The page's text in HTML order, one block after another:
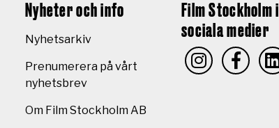
Nyheter och info
Nyhetsarkiv
Prenumerera på vårt
nyhetsbrev
Om Film Stockholm AB
Film Stockholm i
sociala medier